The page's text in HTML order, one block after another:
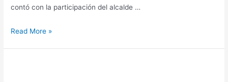
contó con la participación del alcalde …
Read More »